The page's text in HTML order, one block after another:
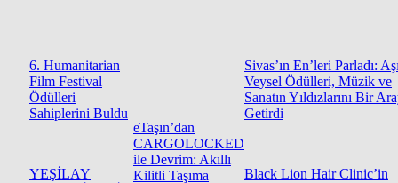
6. Humanitarian
Film Festival
Ödülleri
Sahiplerini Buldu
YEŞİLAY
eTaşın’dan
CARGOLOCKED
ile Devrim: Akıllı
Kilitli Taşıma
Sivas’ın En’leri Parladı:
Veysel Ödülleri, Müzik ve
Sanatın Yıldızlarını Bir
Getirdi
Black Lion Hair Clinic’in